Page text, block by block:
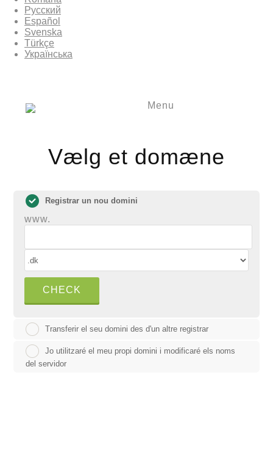
Русский
Español
Svenska
Türkçe
Українська
Menu
Vælg et domæne
Registrar un nou domini
www.
CHECK
Transferir el seu domini des d'un altre registrar
Jo utilitzaré el meu propi domini i modificaré els noms
del servidor